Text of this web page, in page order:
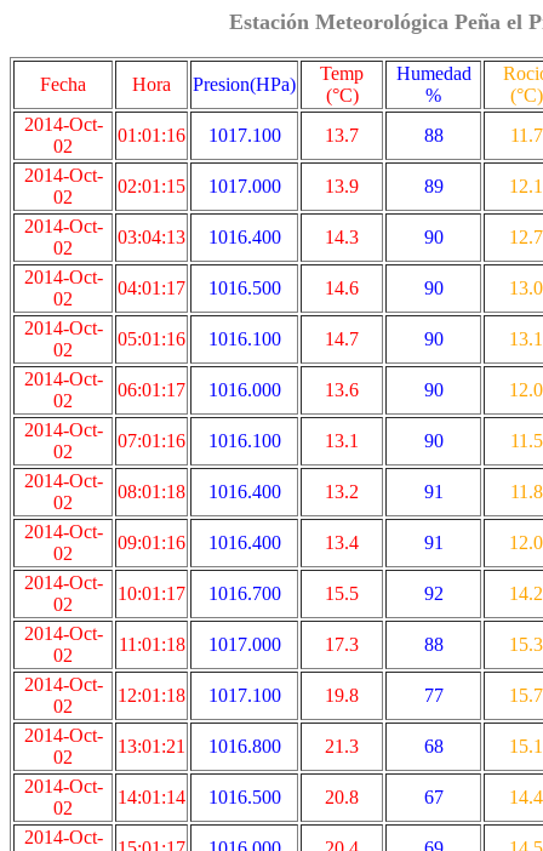
Estación Meteorológica Peña el
Fecha Hora Presion(HPa)
Temp
(°C)
Humedad
%
(°C)
2014-Oct-
02
01:01:16 1017.100 13.7 88
11.7
2014-Oct-
02
02:01:15 1017.000 13.9 89
12.1
2014-Oct-
02
03:04:13 1016.400 14.3 90
12.7
2014-Oct-
02
04:01:17 1016.500 14.6 90
13.0
2014-Oct-
02
05:01:16 1016.100 14.7 90
13.1
2014-Oct-
02
06:01:17 1016.000 13.6 90
12.0
2014-Oct-
02
07:01:16 1016.100 13.1 90
11.5
2014-Oct-
02
08:01:18 1016.400 13.2 91
11.8
2014-Oct-
02
09:01:16 1016.400 13.4 91
12.0
2014-Oct-
02
10:01:17 1016.700 15.5 92
14.2
2014-Oct-
02
11:01:18 1017.000 17.3 88
15.3
2014-Oct-
02
12:01:18 1017.100 19.8 77
15.7
2014-Oct-
02
13:01:21 1016.800 21.3 68
15.1
2014-Oct-
02
14:01:14 1016.500 20.8 67
14.4
2014-Oct-